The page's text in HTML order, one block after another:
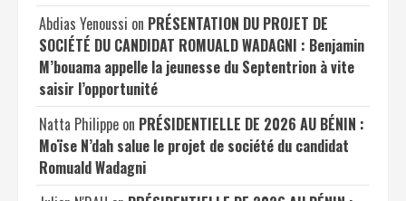
Abdias Yenoussi on PRÉSENTATION DU PROJET DE
SOCIÉTÉ DU CANDIDAT ROMUALD WADAGNI : Benjamin
M’bouama appelle la jeunesse du Septentrion à vite
saisir l’opportunité
Natta Philippe on PRÉSIDENTIELLE DE 2026 AU BÉNIN :
Moïse N’dah salue le projet de société du candidat
Romuald Wadagni